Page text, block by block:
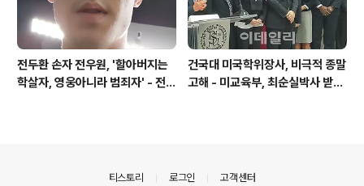
전두환 손자 전우원, '할아버지는
학살자, 영웅아니라 범죄자' - 전재
건국대 미국학위장사, 비극적 종말
고해 - 미교육부, 최순실박사 받은
티스토리 로그인 고객센터